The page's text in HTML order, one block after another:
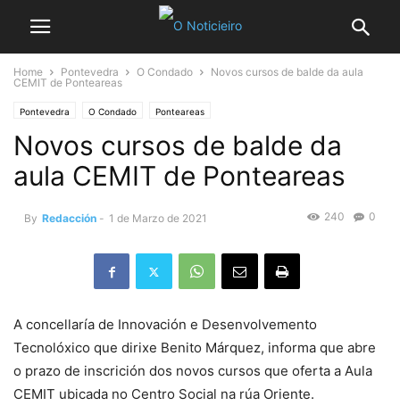
Home Pontevedra O Condado
Novos cursos de balde da aula
CEMIT de Ponteareas
Pontevedra O Condado Ponteareas
Novos cursos de balde da
aula CEMIT de Ponteareas
By Redacción - 1 de Marzo de 2021 0
240
A concellaría de Innovación e Desenvolvemento
Tecnolóxico que dirixe Benito Márquez, informa que abre
o prazo de inscrición dos novos cursos que oferta a Aula
CEMIT ubicada no Centro Social na rúa Oriente.